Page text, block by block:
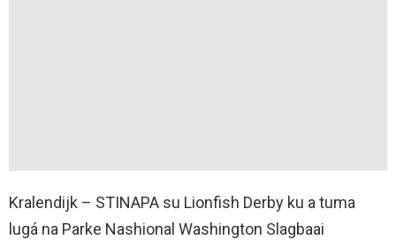
Kralendijk – STINAPA su Lionfish Derby ku a tuma
lugá na Parke Nashional Washington Slagbaai